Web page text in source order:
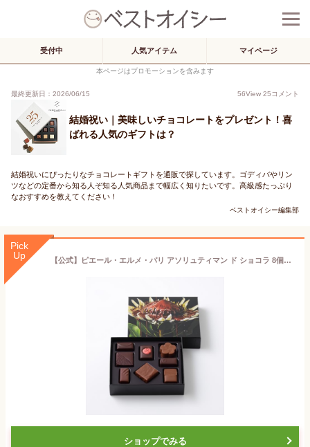
受付中 人気アイテム マイページ
本ページはプロモーションを含みます
最終更新日：2026/06/15 56View 25コメント
結婚祝い｜美味しいチョコレートをプレゼント！喜
ばれる人気のギフトは？
結婚祝いにぴったりなチョコレートギフトを通販で探しています。ゴディバやリン
ツなどの定番から知る人ぞ知る人気商品まで幅広く知りたいです。高級感たっぷり
なおすすめを教えてください！
ベストオイシー編集部
Pick
Up
【公式】ピエール・エルメ・パリ アソリュティマン ド ショコラ 8個入り 高級スイーツ チョコレート ギフト 洋菓子 お取り寄せ プレゼント
ショップでみる